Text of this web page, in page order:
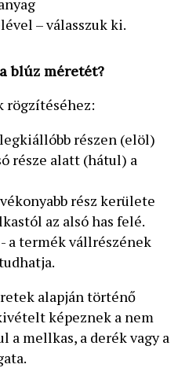
– válasszuk ki.
blúz méretét?
rögzítéséhez:
részen (elöl)
része alatt (hátul) a
rész kerülete
az alsó has felé.
a termék vállrészének
alapján történő
képeznek a nem
a mellkas, a derék vagy a